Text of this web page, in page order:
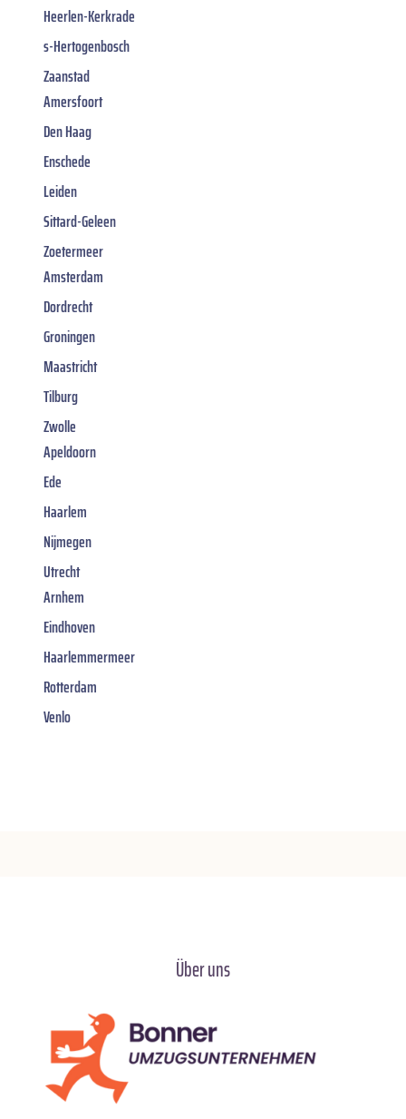
Heerlen-Kerkrade
s-Hertogenbosch
Zaanstad
Amersfoort
Den Haag
Enschede
Leiden
Sittard-Geleen
Zoetermeer
Amsterdam
Dordrecht
Groningen
Maastricht
Tilburg
Zwolle
Apeldoorn
Ede
Haarlem
Nijmegen
Utrecht
Arnhem
Eindhoven
Haarlemmermeer
Rotterdam
Venlo
Über uns